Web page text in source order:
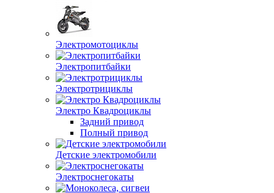
Электромотоциклы
Электропитбайки
Электротрициклы
Электро Квадроциклы
Задний привод
Полный привод
Детские электромобили
Электроснегокаты